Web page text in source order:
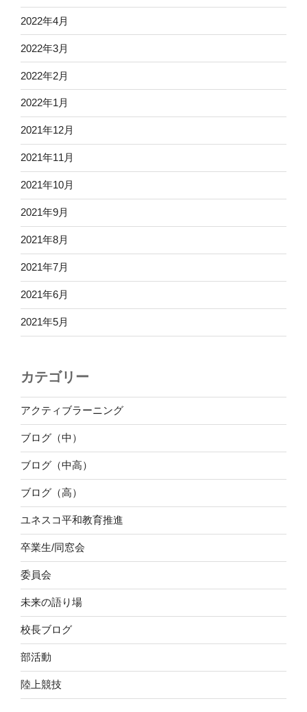
2022年4月
2022年3月
2022年2月
2022年1月
2021年12月
2021年11月
2021年10月
2021年9月
2021年8月
2021年7月
2021年6月
2021年5月
カテゴリー
アクティブラーニング
ブログ（中）
ブログ（中高）
ブログ（高）
ユネスコ平和教育推進
卒業生/同窓会
委員会
未来の語り場
校長ブログ
部活動
陸上競技